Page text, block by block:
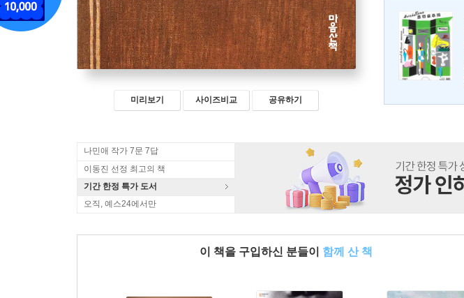
미리보기 사이즈비교 공유하기
나민애 작가 7문 7답
이동진 선정 최고의 책
기간 한정 특가 도서
오직, 예스24에서만
이 책을 구입하신 분들이 함께 산 책